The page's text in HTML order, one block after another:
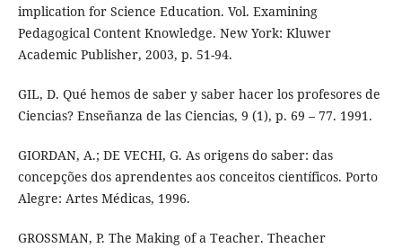
implication for Science Education. Vol. Examining
Pedagogical Content Knowledge. New York: Kluwer
Academic Publisher, 2003, p. 51-94.
GIL, D. Qué hemos de saber y saber hacer los profesores de
Ciencias? Enseñanza de las Ciencias, 9 (1), p. 69 – 77. 1991.
GIORDAN, A.; DE VECHI, G. As origens do saber: das
concepções dos aprendentes aos conceitos científicos. Porto
Alegre: Artes Médicas, 1996.
GROSSMAN, P. The Making of a Teacher. Theacher